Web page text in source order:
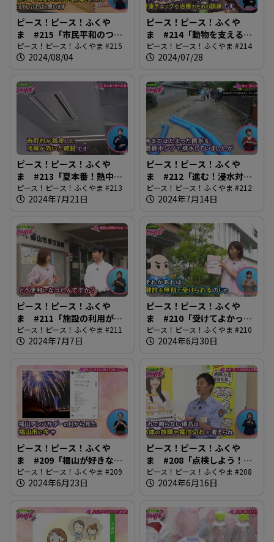
ピース！ピース！ふくや
ま #215「市民平和のつど
い」
ピース！ピース！ふくやま #215
2024/08/04
ピース！ピース！ふくや
ま #214「動物を支える獣
医師の仕事」
ピース！ピース！ふくやま #214
2024/07/28
ピース！ピース！ふくや
ま #213「夏本番！熱中症
最前線」
ピース！ピース！ふくやま #213
2024年7月21日
ピース！ピース！ふくや
ま #212「進む！浸水対
策」
ピース！ピース！ふくやま #212
2024年7月14日
ピース！ピース！ふくや
ま #211「施設の利用がス
ムーズに」
ピース！ピース！ふくやま #211
2024年7月7日
ピース！ピース！ふくや
ま #210「受けてよかった
健診」
ピース！ピース！ふくやま #210
2024年6月30日
ピース！ピース！ふくや
ま #209「福山が好きなら
誰でも 福山アンバサダー」
ピース！ピース！ふくやま #209
2024年6月23日
ピース！ピース！ふくや
ま #208「点検しよう！住
宅用火災報知器」
ピース！ピース！ふくやま #208
2024年6月16日